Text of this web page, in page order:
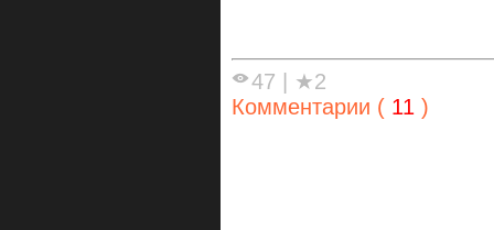
47
★2
Комментарии ( 11 )